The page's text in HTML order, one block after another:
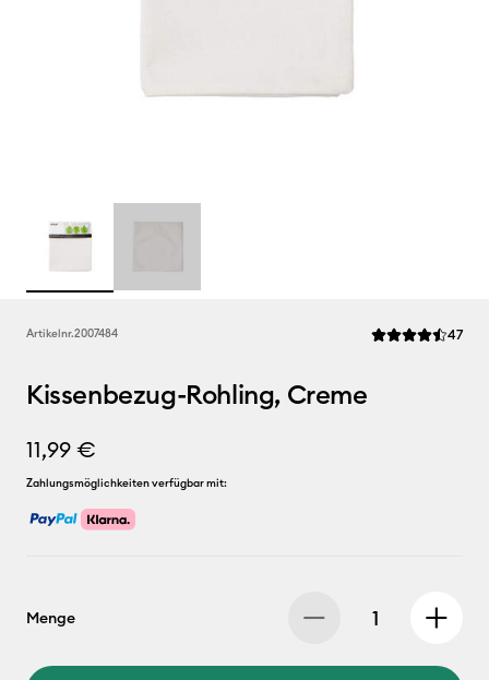
Artikelnr.2007484 Die 47
Kissenbezug-Rohling, Creme
11,99 €
Zahlungsmöglichkeiten verfügbar mit:
Menge